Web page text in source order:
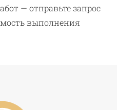
— отправьте запрос
выполнения